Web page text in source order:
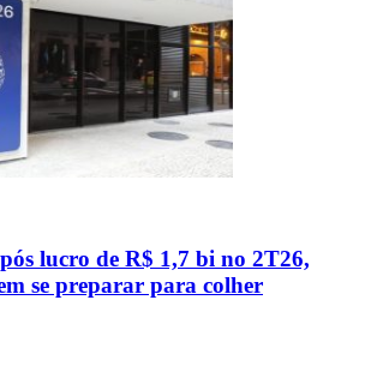
lucro de R$ 1,7 bi no 2T26,
se preparar para colher